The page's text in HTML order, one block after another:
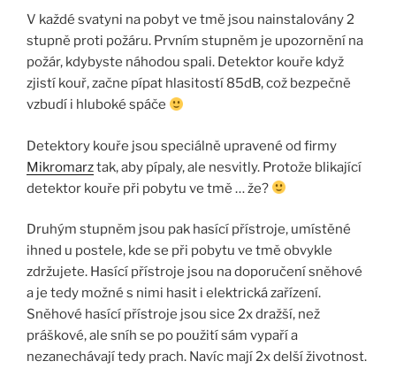
V každé svatyni na pobyt ve tmě jsou nainstalovány 2
stupně proti požáru. Prvním stupněm je upozornění na
požár, kdybyste náhodou spali. Detektor kouře když
zjistí kouř, začne pípat hlasitostí 85dB, což bezpečně
vzbudí i hluboké spáče
Detektory kouře jsou speciálně upravené od firmy
Mikromarztak, aby pípaly, ale nesvitly. Protože blikající
detektor kouře při pobytu ve tmě … že?
Druhým stupněm jsou pak hasící přístroje, umístěné
ihned u postele, kde se při pobytu ve tmě obvykle
zdržujete. Hasící přístroje jsou na doporučení sněhové
a je tedy možné s nimi hasit i elektrická zařízení.
Sněhové hasící přístroje jsou sice 2x dražší, než
práškové, ale sníh se po použití sám vypaří a
nezanechávají tedy prach. Navíc mají 2x delší životnost.